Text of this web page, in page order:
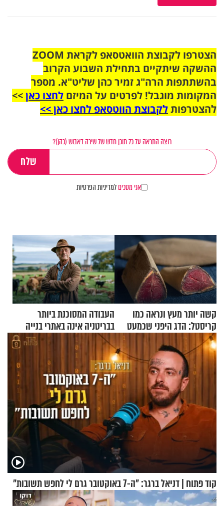
הצטרפו לקבוצת הוואטסאפ לקראת ZOOM
ההשקה שיתקיים בתחילת השבוע הקרוב
בהשתתפות הרה"ג זמיר כהן שליט"א. מספר
המקומות מוגבל! לפרטים על המיזם לחצו כאן>>
להצטרפותלקבוצת הווטסאפ לחצו כאן >>
רוצה התראה על כל תוכן חדש של שירה דאבוש (כהן)?
אני מסכיםלמדיניות הפרטיות
קשה יותר מעץ ונראה כמו
קריסטל: הדג היפני שכמעט
בלתי אפשרי לחתוך
העבודה המסוכנת ביותר
בבריטניה אינה באתרי בנייה
אלא דווקא בשדות
קוד פתוח | דניאל ברגר: "ה-7 באוקטובר גרם לי לחפש תשובות"